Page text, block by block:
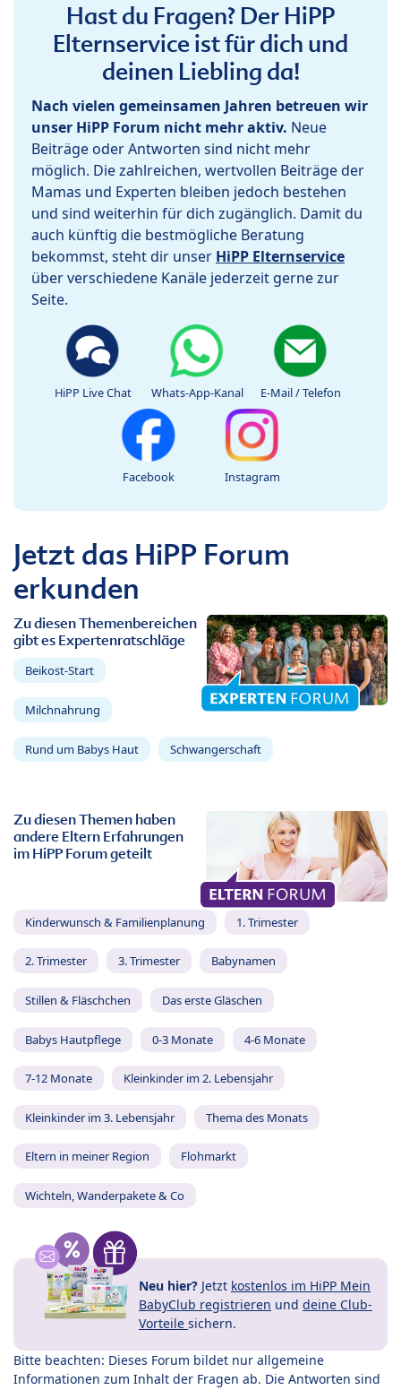
Hast du Fragen? Der HiPP
Elternservice ist für dich und
deinen Liebling da!
Nach vielen gemeinsamen Jahren betreuen wir
unser HiPP Forum nicht mehr aktiv. Neue
Beiträge oder Antworten sind nicht mehr
möglich. Die zahlreichen, wertvollen Beiträge der
Mamas und Experten bleiben jedoch bestehen
und sind weiterhin für dich zugänglich. Damit du
auch künftig die bestmögliche Beratung
bekommst, steht dir unser HiPP Elternservice
über verschiedene Kanäle jederzeit gerne zur
Seite.
HiPP Live Chat Whats-App-Kanal E-Mail / Telefon
Facebook Instagram
Jetzt das HiPP Forum
erkunden
Zu diesen Themenbereichen
gibt es Expertenratschläge
Beikost-Start
Milchnahrung
Rund um Babys Haut Schwangerschaft
Zu diesen Themen haben
andere Eltern Erfahrungen
im HiPP Forum geteilt
Kinderwunsch & Familienplanung 1. Trimester
2. Trimester 3. Trimester Babynamen
Stillen & Fläschchen Das erste Gläschen
Babys Hautpflege 0-3 Monate 4-6 Monate
7-12 Monate Kleinkinder im 2. Lebensjahr
Kleinkinder im 3. Lebensjahr Thema des Monats
Eltern in meiner Region Flohmarkt
Wichteln, Wanderpakete & Co
Neu hier? Jetzt kostenlos im HiPP Mein
BabyClub registrieren und deine Club-
Vorteile sichern.
Bitte beachten: Dieses Forum bildet nur allgemeine
Informationen zum Inhalt der Fragen ab. Die Antworten sind